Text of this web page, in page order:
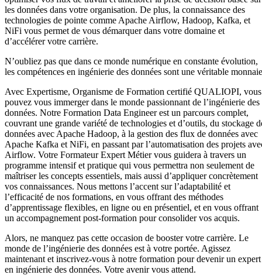
les données dans votre organisation. De plus, la connaissance des
technologies de pointe comme Apache Airflow, Hadoop, Kafka, et
NiFi vous permet de vous démarquer dans votre domaine et
d’accélérer votre carrière.
N’oubliez pas que dans ce monde numérique en constante évolution,
les compétences en ingénierie des données sont une véritable
Avec Expertisme, Organisme de Formation certifié QUALIOPI, vous
pouvez vous immerger dans le monde passionnant de l’ingénierie des
données. Notre Formation Data Engineer est un parcours complet,
couvrant une grande variété de technologies et d’outils, du stockage
données avec Apache Hadoop, à la gestion des flux de données avec
Apache Kafka et NiFi, en passant par l’automatisation des projets
Airflow. Votre Formateur Expert Métier vous guidera à travers un
programme intensif et pratique qui vous permettra non seulement de
maîtriser les concepts essentiels, mais aussi d’appliquer concrètement
vos connaissances. Nous mettons l’accent sur l’adaptabilité et
l’efficacité de nos formations, en vous offrant des méthodes
d’apprentissage flexibles, en ligne ou en présentiel, et en vous offrant
un accompagnement post-formation pour consolider vos acquis.
Alors, ne manquez pas cette occasion de booster votre carrière. Le
monde de l’ingénierie des données est à votre portée. Agissez
maintenant et inscrivez-vous à notre formation pour devenir un expert
en ingénierie des données. Votre avenir vous attend.